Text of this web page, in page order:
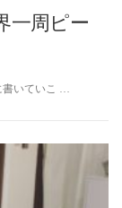
一周ピー
いていこ …